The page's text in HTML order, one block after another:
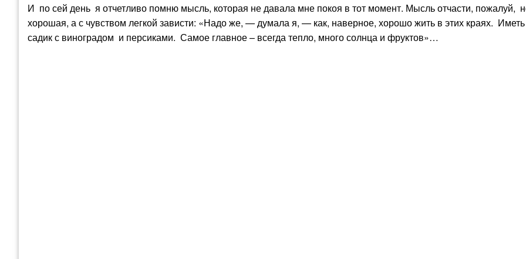
И по сей день я отчетливо помню мысль, которая не давала мне покоя в тот момент. Мысль отчасти, пожалуй,
хорошая, а с чувством легкой зависти: «Надо же, — думала я, — как, наверное, хорошо жить в этих краях.
садик с виноградом и персиками. Самое главное – всегда тепло, много солнца и фруктов»…